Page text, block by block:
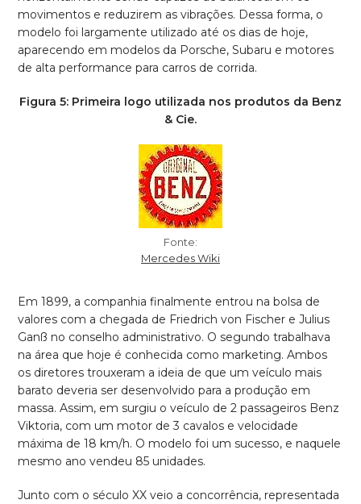
movimentos e reduzirem as vibrações. Dessa forma, o
modelo foi largamente utilizado até os dias de hoje,
aparecendo em modelos da Porsche, Subaru e motores
de alta performance para carros de corrida.
Figura 5: Primeira logo utilizada nos produtos da Benz
& Cie.
Fonte:
Mercedes Wiki
Em 1899, a companhia finalmente entrou na bolsa de
valores com a chegada de Friedrich von Fischer e Julius
Ganß no conselho administrativo. O segundo trabalhava
na área que hoje é conhecida como marketing. Ambos
os diretores trouxeram a ideia de que um veículo mais
barato deveria ser desenvolvido para a produção em
massa. Assim, em surgiu o veículo de 2 passageiros Benz
Viktoria, com um motor de 3 cavalos e velocidade
máxima de 18 km/h. O modelo foi um sucesso, e naquele
mesmo ano vendeu 85 unidades.
Junto com o século XX veio a concorrência, representada